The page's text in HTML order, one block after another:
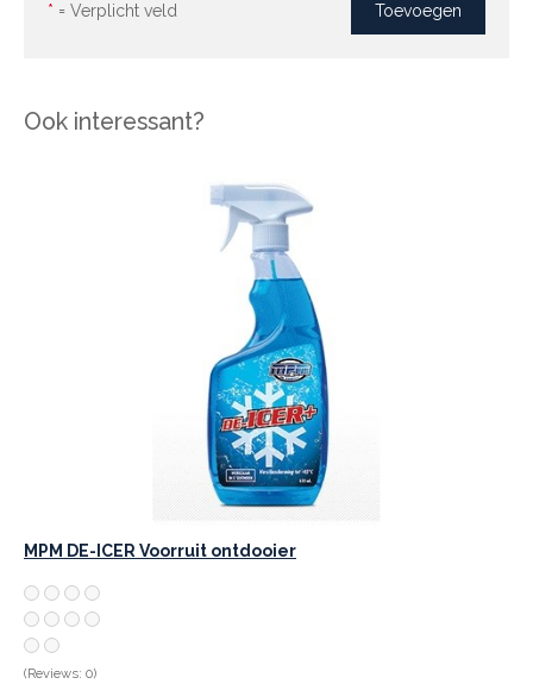
* = Verplicht veld
Ook interessant?
MPM DE-ICER Voorruit ontdooier
(Reviews: 0)